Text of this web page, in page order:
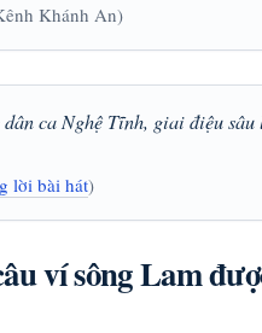
Khánh An)
ca Nghệ Tĩnh, giai điệu
lời bài hát)
ví sông Lam